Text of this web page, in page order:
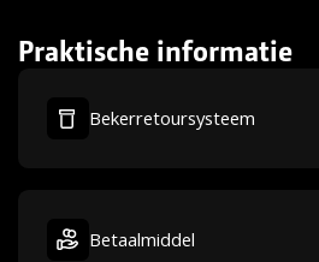
Praktische informatie
Bekerretoursysteem
Betaalmiddel